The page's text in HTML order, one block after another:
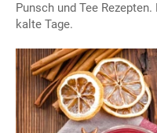
Punsch und Tee
kalte Tage.